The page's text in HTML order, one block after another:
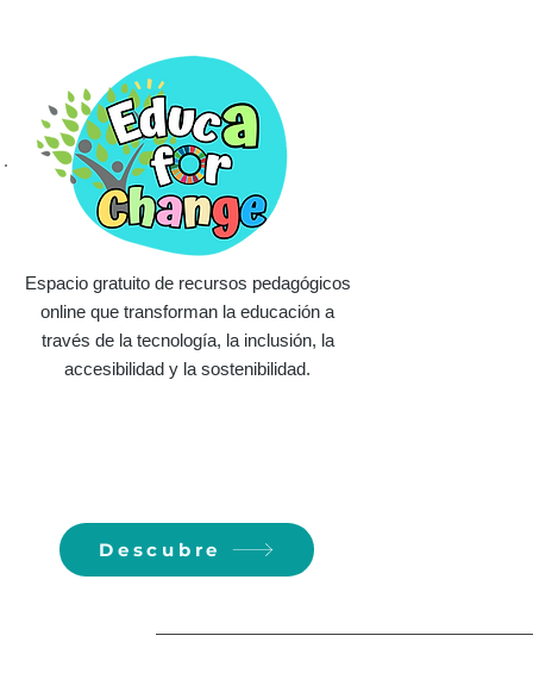
Espacio gratuito de recursos pedagógicos
online que transforman la educación a
través de la tecnología, la inclusión, la
accesibilidad y la sostenibilidad.
Descubre